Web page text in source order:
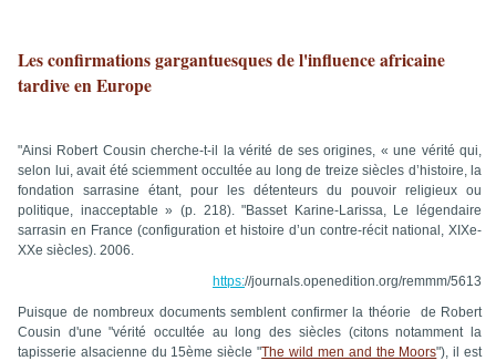
Les confirmations gargantuesques de l'influence africaine
tardive en Europe
"Ainsi Robert Cousin cherche-t-il la vérité de ses origines, « une vérité qui,
selon lui, avait été sciemment occultée au long de treize siècles d’histoire, la
fondation sarrasine étant, pour les détenteurs du pouvoir religieux ou
politique, inacceptable » (p. 218). "Basset Karine-Larissa, Le légendaire
sarrasin en France (configuration et histoire d’un contre-récit national, XIXe-
XXe siècles). 2006.
https://journals.openedition.org/remmm/5613
Puisque de nombreux documents semblent confirmer la théorie de Robert
Cousin d'une "vérité occultée au long des siècles (citons notamment la
tapisserie alsacienne du 15ème siècle "The wild men and the Moors"), il est